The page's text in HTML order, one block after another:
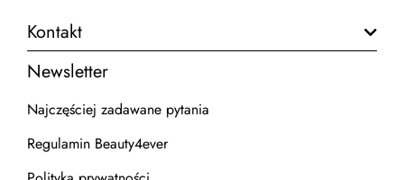
Kontakt
Newsletter
Najczęściej zadawane pytania
Regulamin Beauty4ever